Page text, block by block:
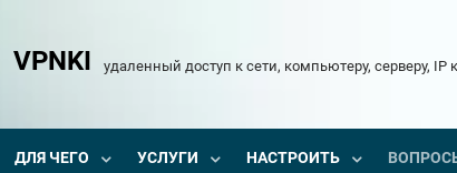
VPNKI удаленный доступ к сети, компьютеру, серверу,
ДЛЯ ЧЕГО УСЛУГИ НАСТРОИТЬ